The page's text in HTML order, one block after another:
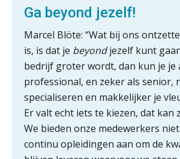
Ga beyond jezelf!
Marcel Blöte: “Wat bij ons
is, is dat je beyondjezelf kunt
bedrijf groter wordt, dan kun je je
professional, en zeker als senior,
specialiseren en makkelijker je
Er valt echt iets te kiezen, dat kan
We bieden onze medewerkers
continu opleidingen aan om de
met Twinfield,
Snelstart
Van Mook: “Met
groeien naar
klanten.”
Van losse
aantoonbare grip
Woord & Daad:
een structuur die